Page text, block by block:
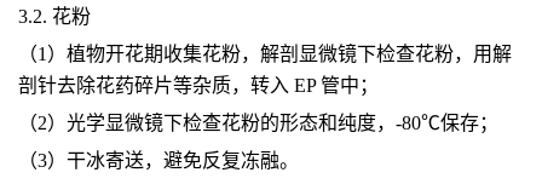
3.2. 花粉
（1）植物开花期收集花粉，解剖显微镜下检查花粉，用解
剖针去除花药碎片等杂质，转入 EP 管中；
（2）光学显微镜下检查花粉的形态和纯度，-80℃保存；
（3）干冰寄送，避免反复冻融。